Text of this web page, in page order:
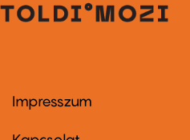
Footer
first
Impresszum